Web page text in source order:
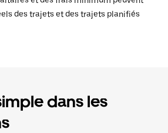
des trajets et des trajets planifiés
dans les